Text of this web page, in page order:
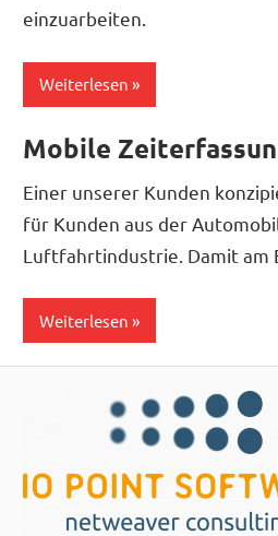
einzuarbeiten.
Weiterlesen
Mobile
Einer unserer Kunden
für Kunden aus der
Luftfahrtindustrie. Damit am
Weiterlesen